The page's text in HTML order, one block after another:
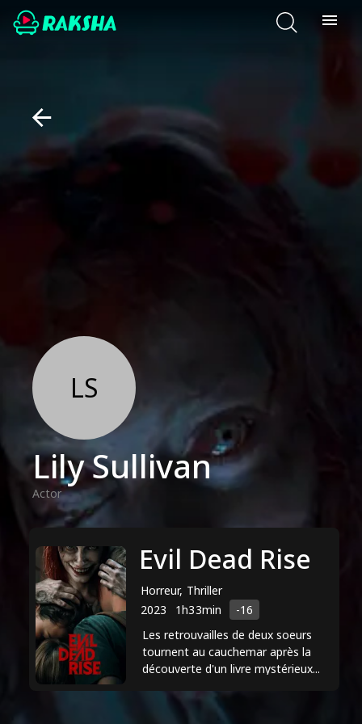
LS
Lily Sullivan
Actor
Evil Dead Rise
Horreur, Thriller
2023
1h33min
-16
Les retrouvailles de deux soeurs
tournent au cauchemar après la
découverte d'un livre mystérieux...